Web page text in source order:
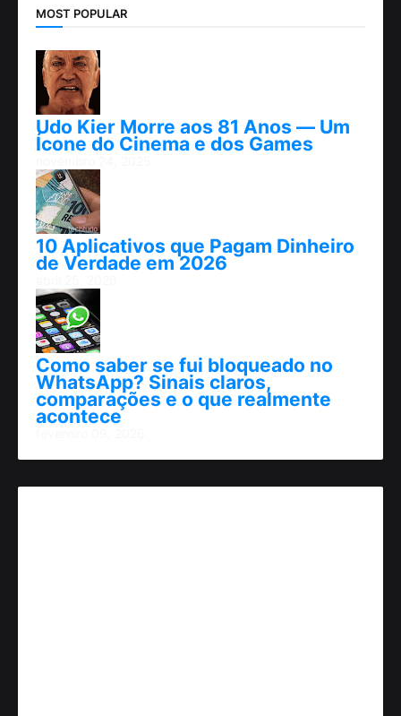
MOST POPULAR
Udo Kier Morre aos 81 Anos — Um
Ícone do Cinema e dos Games
10 Aplicativos que Pagam Dinheiro
de Verdade em 2026
Como saber se fui bloqueado no
WhatsApp? Sinais claros,
comparações e o que realmente
acontece